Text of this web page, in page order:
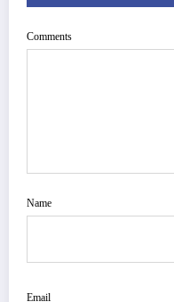
Comments
Name
Email